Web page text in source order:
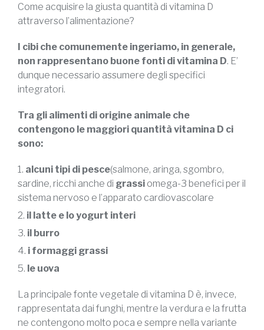
Come acquisire la giusta quantità di vitamina D
attraverso l’alimentazione?
I cibi che comunemente ingeriamo, in generale,
non rappresentano buone fonti di vitamina D. E’
dunque necessario assumere degli specifici
integratori.
Tra gli alimenti di origine animale che
contengono le maggiori quantità vitamina D ci
sono:
alcuni tipi di pesce(salmone, aringa, sgombro,
sardine, ricchi anche di grassi omega-3 benefici per il
sistema nervoso e l’apparato cardiovascolare
il latte e lo yogurt interi
il burro
i formaggi grassi
le uova
La principale fonte vegetale di vitamina D è, invece,
rappresentata dai funghi, mentre la verdura e la frutta
ne contengono molto poca e sempre nella variante